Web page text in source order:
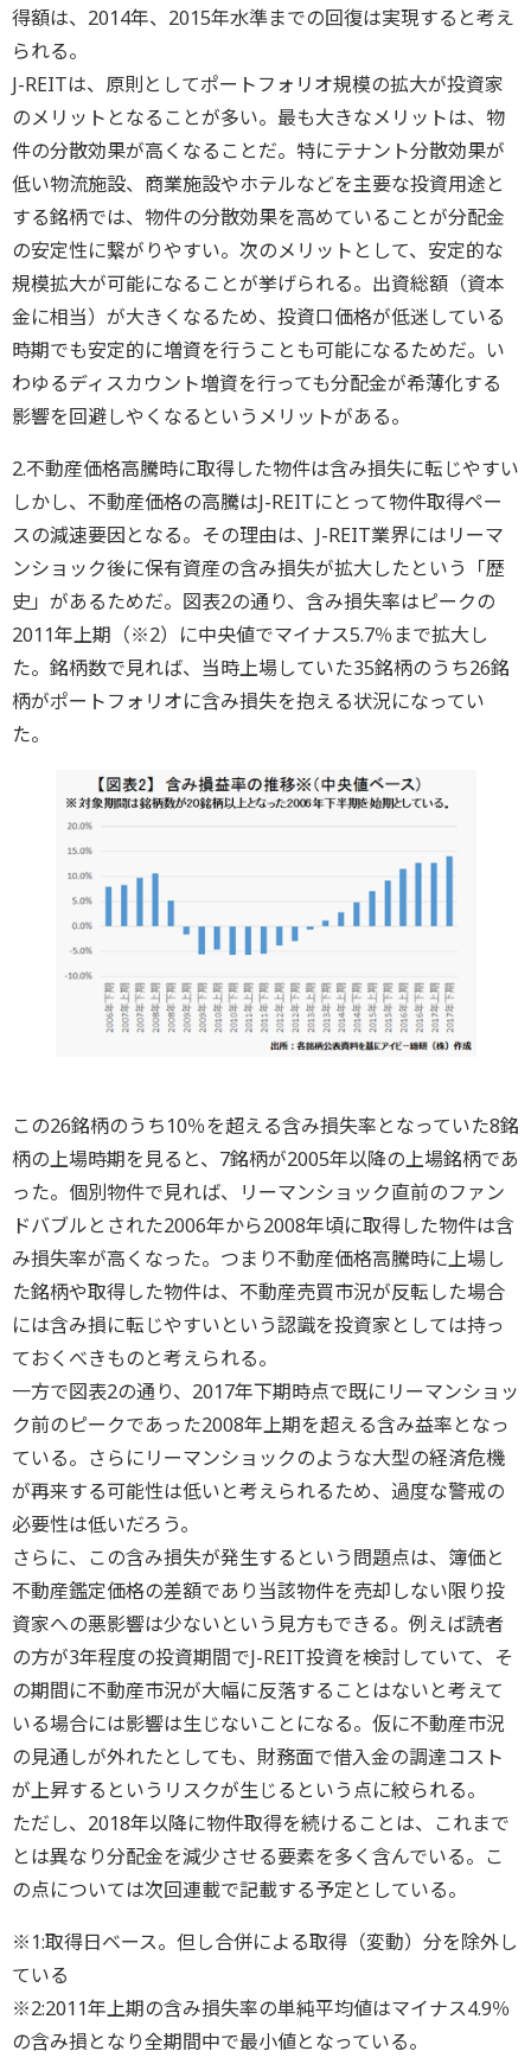
得額は、2014年、2015年水準までの回復は実現すると考え
られる。
J-REITは、原則としてポートフォリオ規模の拡大が投資家
のメリットとなることが多い。最も大きなメリットは、物
件の分散効果が高くなることだ。特にテナント分散効果が
低い物流施設、商業施設やホテルなどを主要な投資用途と
する銘柄では、物件の分散効果を高めていることが分配金
の安定性に繋がりやすい。次のメリットとして、安定的な
規模拡大が可能になることが挙げられる。出資総額（資本
金に相当）が大きくなるため、投資口価格が低迷している
時期でも安定的に増資を行うことも可能になるためだ。い
わゆるディスカウント増資を行っても分配金が希薄化する
影響を回避しやくなるというメリットがある。
2.不動産価格高騰時に取得した物件は含み損失に転じやすい
しかし、不動産価格の高騰はJ-REITにとって物件取得ペー
スの減速要因となる。その理由は、J-REIT業界にはリーマ
ンショック後に保有資産の含み損失が拡大したという「歴
史」があるためだ。図表2の通り、含み損失率はピークの
2011年上期（※2）に中央値でマイナス5.7％まで拡大し
た。銘柄数で見れば、当時上場していた35銘柄のうち26銘
柄がポートフォリオに含み損失を抱える状況になってい
た。
この26銘柄のうち10％を超える含み損失率となっていた8銘
柄の上場時期を見ると、7銘柄が2005年以降の上場銘柄であ
った。個別物件で見れば、リーマンショック直前のファン
ドバブルとされた2006年から2008年頃に取得した物件は含
み損失率が高くなった。つまり不動産価格高騰時に上場し
た銘柄や取得した物件は、不動産売買市況が反転した場合
には含み損に転じやすいという認識を投資家としては持っ
ておくべきものと考えられる。
一方で図表2の通り、2017年下期時点で既にリーマンショッ
ク前のピークであった2008年上期を超える含み益率となっ
ている。さらにリーマンショックのような大型の経済危機
が再来する可能性は低いと考えられるため、過度な警戒の
必要性は低いだろう。
さらに、この含み損失が発生するという問題点は、簿価と
不動産鑑定価格の差額であり当該物件を売却しない限り投
資家への悪影響は少ないという見方もできる。例えば読者
の方が3年程度の投資期間でJ-REIT投資を検討していて、そ
の期間に不動産市況が大幅に反落することはないと考えて
いる場合には影響は生じないことになる。仮に不動産市況
の見通しが外れたとしても、財務面で借入金の調達コスト
が上昇するというリスクが生じるという点に絞られる。
ただし、2018年以降に物件取得を続けることは、これまで
とは異なり分配金を減少させる要素を多く含んでいる。こ
の点については次回連載で記載する予定としている。
※1:取得日ベース。但し合併による取得（変動）分を除外し
ている
※2:2011年上期の含み損失率の単純平均値はマイナス4.9％
の含み損となり全期間中で最小値となっている。